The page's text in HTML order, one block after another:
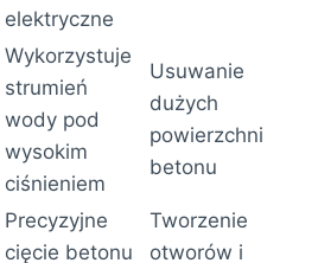
elektryczne
Wykorzystuje
strumień
wody pod
wysokim
ciśnieniem
Usuwanie
dużych
powierzchni
betonu
Precyzyjne
cięcie betonu
Tworzenie
otworów i